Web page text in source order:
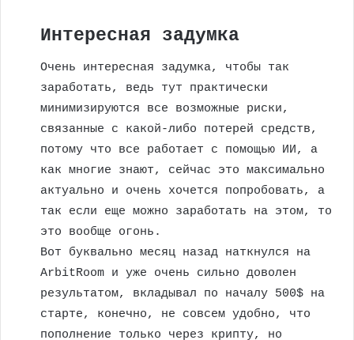
Интересная задумка
Очень интересная задумка, чтобы так
заработать, ведь тут практически
минимизируются все возможные риски,
связанные с какой-либо потерей средств,
потому что все работает с помощью ИИ, а
как многие знают, сейчас это максимально
актуально и очень хочется попробовать, а
так если еще можно заработать на этом, то
это вообще огонь.
Вот буквально месяц назад наткнулся на
ArbitRoom и уже очень сильно доволен
результатом, вкладывал по началу 500$ на
старте, конечно, не совсем удобно, что
пополнение только через крипту, но